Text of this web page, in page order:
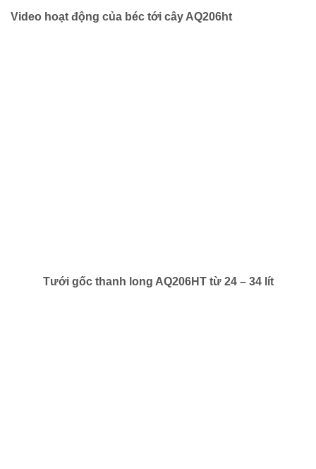
Video hoạt động của béc tới cây AQ206ht
Tưới gốc thanh long AQ206HT từ 24 – 34 lít